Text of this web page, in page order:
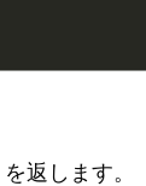
を返します。